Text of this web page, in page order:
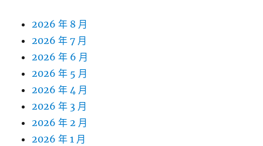
2026 年 8 月
2026 年 7 月
2026 年 6 月
2026 年 5 月
2026 年 4 月
2026 年 3 月
2026 年 2 月
2026 年 1 月